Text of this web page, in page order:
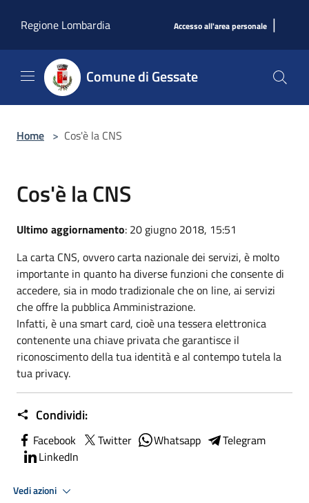
Regione Lombardia
Accesso all'area personale |
Comune di Gessate
Home > Cos'è la CNS
Cos'è la CNS
Ultimo aggiornamento: 20 giugno 2018, 15:51
La carta CNS, ovvero carta nazionale dei servizi, è molto
importante in quanto ha diverse funzioni che consente di
accedere, sia in modo tradizionale che on line, ai servizi
che offre la pubblica Amministrazione.
Infatti, è una smart card, cioè una tessera elettronica
contenente una chiave privata che garantisce il
riconoscimento della tua identità e al contempo tutela la
tua privacy.
Condividi:
Facebook Twitter Whatsapp
Telegram
LinkedIn
Vedi azioni